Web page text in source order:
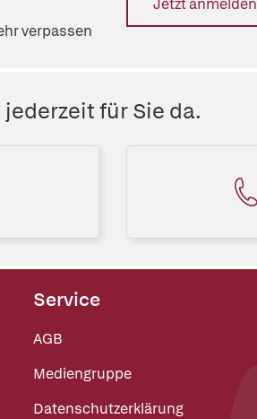
verpassen
Jetzt anmelden
jederzeit für Sie da.
Service
AGB
Mediengruppe
Datenschutzerklärung